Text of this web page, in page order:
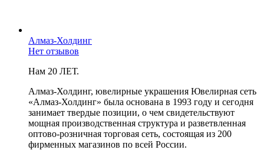
Алмаз-Холдинг
Нет отзывов
Нам 20 ЛЕТ.
Алмаз-Холдинг, ювелирные украшения Ювелирная сеть
«Алмаз-Холдинг» была основана в 1993 году и сегодня
занимает твердые позиции, о чем свидетельствуют
мощная производственная структура и разветвленная
оптово-розничная торговая сеть, состоящая из 200
фирменных магазинов по всей России.